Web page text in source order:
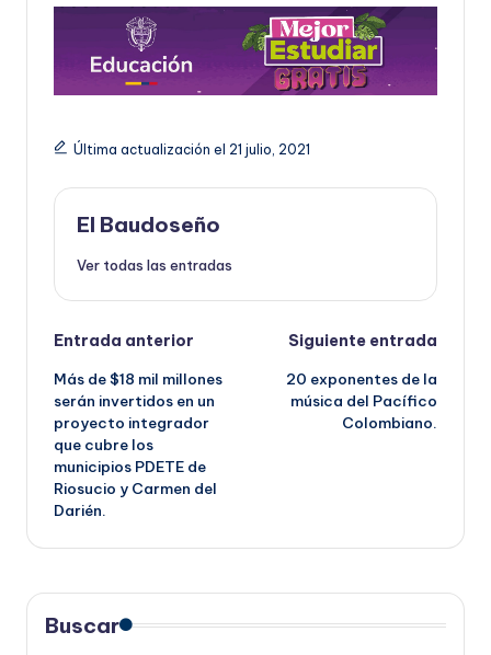
Última actualización el 21 julio, 2021
El Baudoseño
Ver todas las entradas
Navegación
de
entradas
Entrada anterior
Más de $18 mil millones
serán invertidos en un
proyecto integrador
que cubre los
municipios PDETE de
Riosucio y Carmen del
Darién.
Siguiente entrada
20 exponentes de la
música del Pacífico
Colombiano.
Buscar